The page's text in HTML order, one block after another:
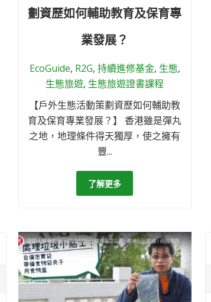
劃資歷如何輔助教育及保育專
業發展？
EcoGuide, R2G, 持續進修基金, 生態,
生態旅遊,生態旅遊證書課程
【戶外生態活動策劃資歷如何輔助教
育及保育專業發展？】 香港雖是彈丸
之地，地理條件得天獨厚，使之擁有
豐...
了解更多